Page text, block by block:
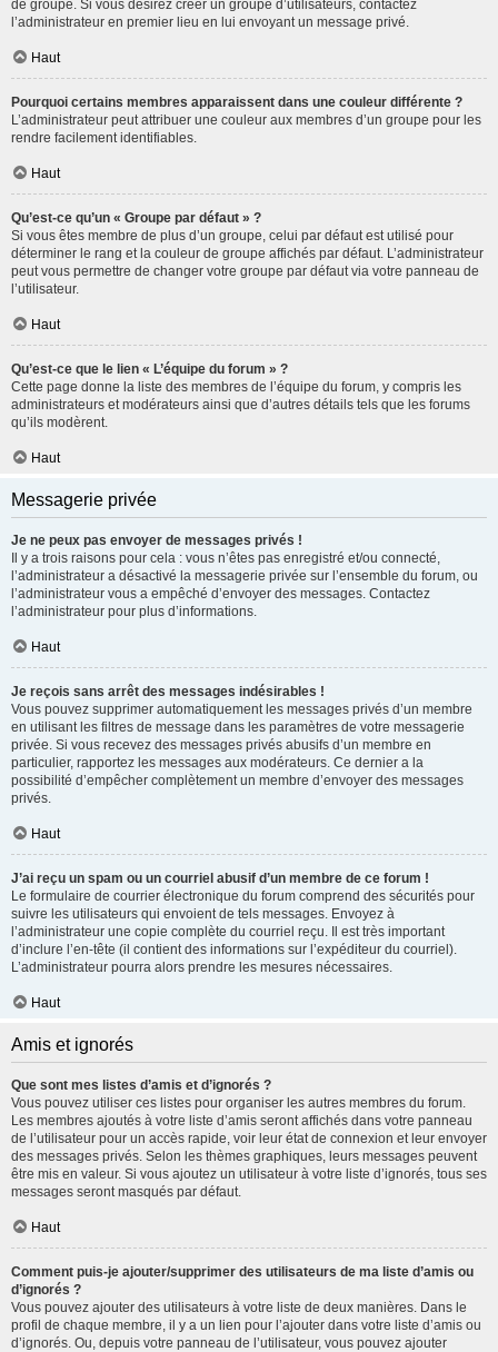
de groupe. Si vous désirez créer un groupe d’utilisateurs, contactez
l’administrateur en premier lieu en lui envoyant un message privé.
Haut
Pourquoi certains membres apparaissent dans une couleur différente ?
L’administrateur peut attribuer une couleur aux membres d’un groupe pour les
rendre facilement identifiables.
Haut
Qu’est-ce qu’un « Groupe par défaut » ?
Si vous êtes membre de plus d’un groupe, celui par défaut est utilisé pour
déterminer le rang et la couleur de groupe affichés par défaut. L’administrateur
peut vous permettre de changer votre groupe par défaut via votre panneau de
l’utilisateur.
Haut
Qu’est-ce que le lien « L’équipe du forum » ?
Cette page donne la liste des membres de l’équipe du forum, y compris les
administrateurs et modérateurs ainsi que d’autres détails tels que les forums
qu’ils modèrent.
Haut
Messagerie privée
Je ne peux pas envoyer de messages privés !
Il y a trois raisons pour cela : vous n’êtes pas enregistré et/ou connecté,
l’administrateur a désactivé la messagerie privée sur l’ensemble du forum, ou
l’administrateur vous a empêché d’envoyer des messages. Contactez
l’administrateur pour plus d’informations.
Haut
Je reçois sans arrêt des messages indésirables !
Vous pouvez supprimer automatiquement les messages privés d’un membre
en utilisant les filtres de message dans les paramètres de votre messagerie
privée. Si vous recevez des messages privés abusifs d’un membre en
particulier, rapportez les messages aux modérateurs. Ce dernier a la
possibilité d’empêcher complètement un membre d’envoyer des messages
privés.
Haut
J’ai reçu un spam ou un courriel abusif d’un membre de ce forum !
Le formulaire de courrier électronique du forum comprend des sécurités pour
suivre les utilisateurs qui envoient de tels messages. Envoyez à
l’administrateur une copie complète du courriel reçu. Il est très important
d’inclure l’en-tête (il contient des informations sur l’expéditeur du courriel).
L’administrateur pourra alors prendre les mesures nécessaires.
Haut
Amis et ignorés
Que sont mes listes d’amis et d’ignorés ?
Vous pouvez utiliser ces listes pour organiser les autres membres du forum.
Les membres ajoutés à votre liste d’amis seront affichés dans votre panneau
de l’utilisateur pour un accès rapide, voir leur état de connexion et leur envoyer
des messages privés. Selon les thèmes graphiques, leurs messages peuvent
être mis en valeur. Si vous ajoutez un utilisateur à votre liste d’ignorés, tous ses
messages seront masqués par défaut.
Haut
Comment puis-je ajouter/supprimer des utilisateurs de ma liste d’amis ou
d’ignorés ?
Vous pouvez ajouter des utilisateurs à votre liste de deux manières. Dans le
profil de chaque membre, il y a un lien pour l’ajouter dans votre liste d’amis ou
d’ignorés. Ou, depuis votre panneau de l’utilisateur, vous pouvez ajouter